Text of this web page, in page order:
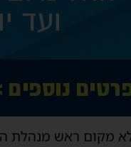
מקום ראש מנהלת